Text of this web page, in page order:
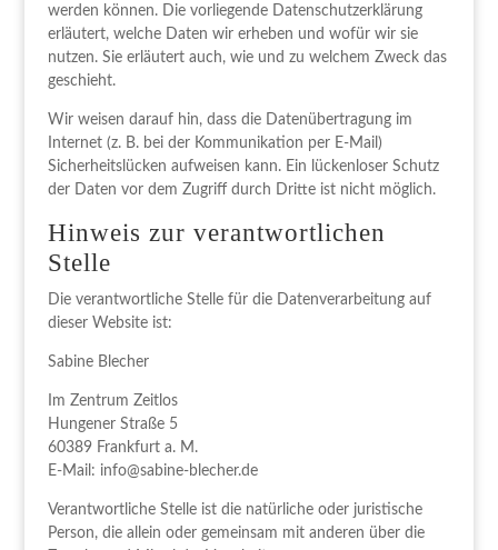
werden können. Die vorliegende Datenschutzerklärung
erläutert, welche Daten wir erheben und wofür wir sie
nutzen. Sie erläutert auch, wie und zu welchem Zweck das
geschieht.
Wir weisen darauf hin, dass die Datenübertragung im
Internet (z. B. bei der Kommunikation per E-Mail)
Sicherheitslücken aufweisen kann. Ein lückenloser Schutz
der Daten vor dem Zugriff durch Dritte ist nicht möglich.
Hinweis zur verantwortlichen
Stelle
Die verantwortliche Stelle für die Datenverarbeitung auf
dieser Website ist:
Sabine Blecher
Im Zentrum Zeitlos
Hungener Straße 5
60389 Frankfurt a. M.
E-Mail: info@sabine-blecher.de
Verantwortliche Stelle ist die natürliche oder juristische
Person, die allein oder gemeinsam mit anderen über die